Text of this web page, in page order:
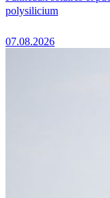
polysilicium
07.08.2026